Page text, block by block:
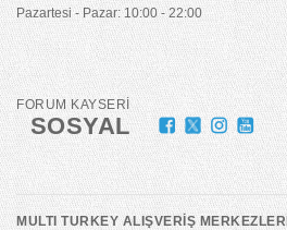
Pazartesi - Pazar: 10:00 - 22:00
FORUM KAYSERİ
SOSYAL
MULTI TURKEY ALIŞVERİŞ MERKEZLERİ